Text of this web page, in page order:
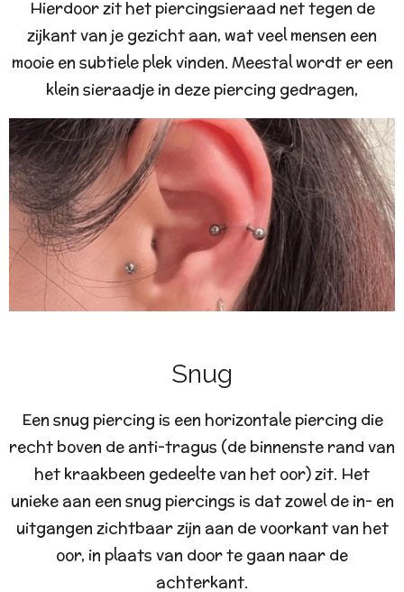
Hierdoor zit het piercingsieraad net tegen de
zijkant van je gezicht aan, wat veel mensen een
mooie en subtiele plek vinden. Meestal wordt er een
klein sieraadje in deze piercing gedragen,
Snug
Een snug piercing is een horizontale piercing die
recht boven de anti-tragus (de binnenste rand van
het kraakbeen gedeelte van het oor) zit. Het
unieke aan een snug piercings is dat zowel de in- en
uitgangen zichtbaar zijn aan de voorkant van het
oor, in plaats van door te gaan naar de
achterkant.